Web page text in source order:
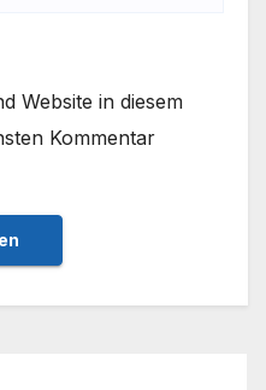
Website in diesem
Kommentar